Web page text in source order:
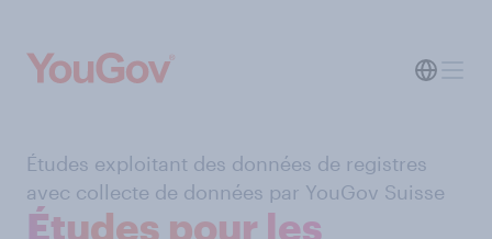
Études exploitant des données de registres
avec collecte de données par YouGov Suisse
Études pour les